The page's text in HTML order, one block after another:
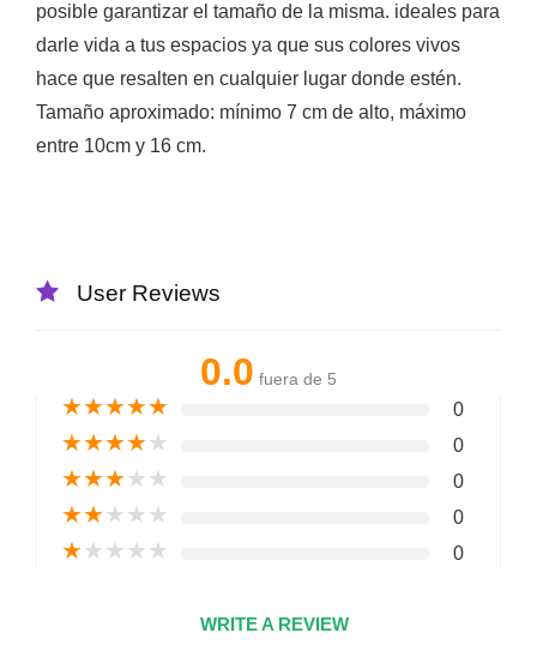
posible garantizar el tamaño de la misma. ideales para
darle vida a tus espacios ya que sus colores vivos
hace que resalten en cualquier lugar donde estén.
Tamaño aproximado: mínimo 7 cm de alto, máximo
entre 10cm y 16 cm.
User Reviews
0.0 fuera de 5
★★★★★ 0
★★★★★ 0
★★★★★ 0
★★★★★ 0
★★★★★ 0
WRITE A REVIEW